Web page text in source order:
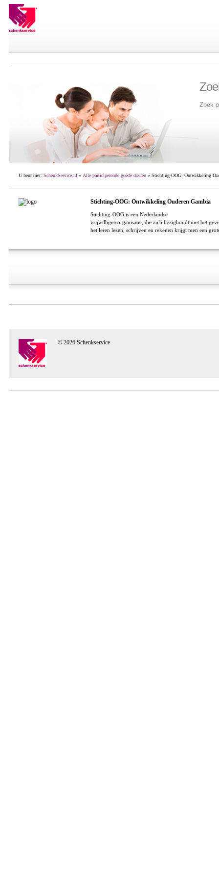
Zoek
U bent hier: SchenkService.nl » Alle participerende goede doelen» Stichting-OOG: Ontwikkeling
Stichting-OOG: Ontwikkeling Ouderen Gambia
Stichting-OOG is een Nederlandse
vrijwilligersorganisatie, die zich bezighoudt met het
het leren lezen, schrijven en rekenen krijgt men een
© 2026 Schenkservice